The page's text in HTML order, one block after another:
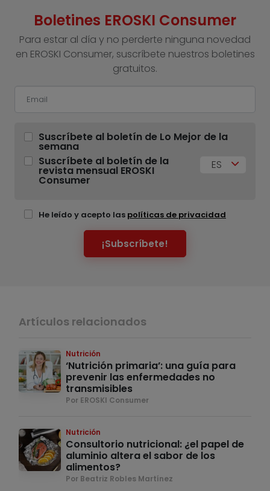
Boletines EROSKI Consumer
Para estar al día y no perderte ninguna novedad
en EROSKI Consumer, suscríbete nuestros boletines
gratuitos.
Suscríbete al boletín de Lo Mejor de la
semana
Suscríbete al boletín de la
revista mensual EROSKI
Consumer
ES
He leído y acepto las políticas de privacidad
¡Subscríbete!
Artículos relacionados
Nutrición
‘Nutrición primaria’: una guía para
prevenir las enfermedades no
transmisibles
Por EROSKI Consumer
Nutrición
Consultorio nutricional: ¿el papel de
aluminio altera el sabor de los
alimentos?
Por Beatriz Robles Martínez